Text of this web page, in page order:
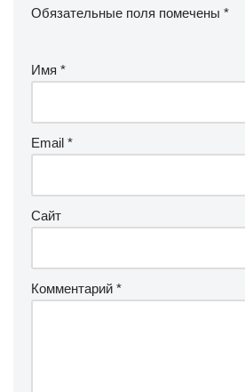
Обязательные поля помечены *
Имя *
Email *
Сайт
Комментарий *